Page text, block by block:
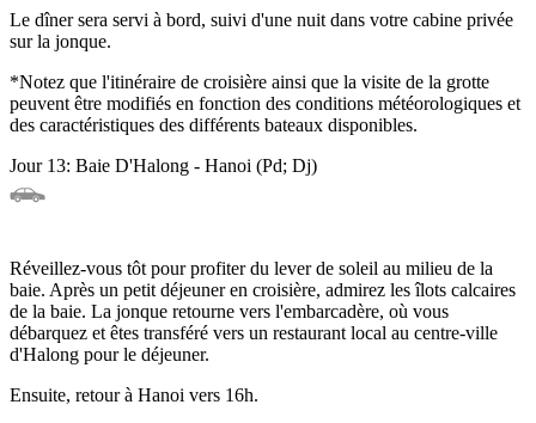
Le dîner sera servi à bord, suivi d'une nuit dans votre cabine privée
sur la jonque.
*Notez que l'itinéraire de croisière ainsi que la visite de la grotte
peuvent être modifiés en fonction des conditions météorologiques et
des caractéristiques des différents bateaux disponibles.
Jour 13: Baie D'Halong - Hanoi (Pd; Dj)
Réveillez-vous tôt pour profiter du lever de soleil au milieu de la
baie. Après un petit déjeuner en croisière, admirez les îlots calcaires
de la baie. La jonque retourne vers l'embarcadère, où vous
débarquez et êtes transféré vers un restaurant local au centre-ville
d'Halong pour le déjeuner.
Ensuite, retour à Hanoi vers 16h.